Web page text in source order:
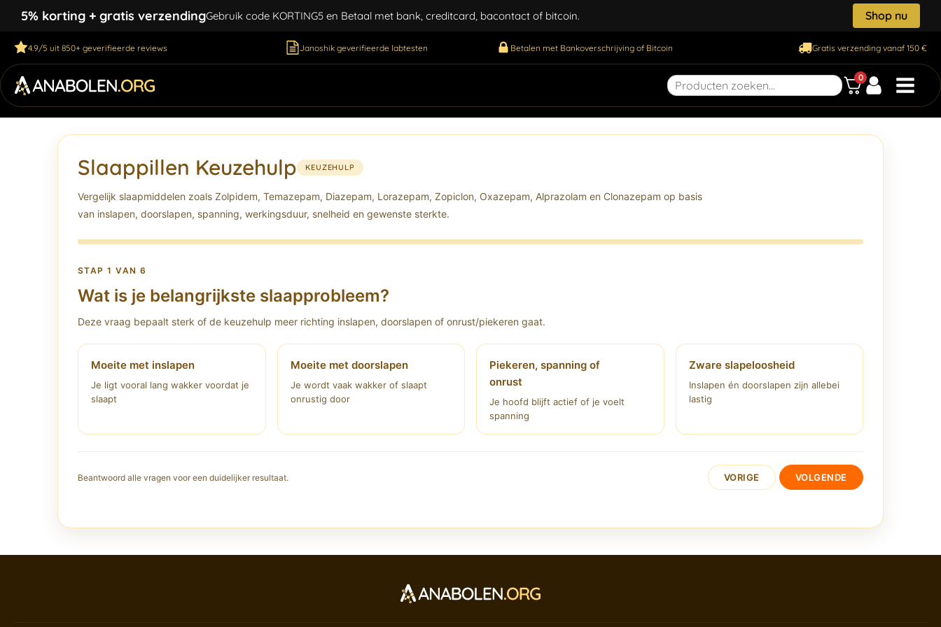
5% korting + gratis verzendingGebruik code KORTING5 en Betaal met bank, creditcard, bacontact of bitcoin. Shop nu
4.9/5 uit 850+ geverifieerde reviews Janoshik geverifieerde labtesten Betalen met Bankoverschrijving of Bitcoin Gratis verzending vanaf 150 €
0
Slaappillen Keuzehulp KEUZEHULP
Vergelijk slaapmiddelen zoals Zolpidem, Temazepam, Diazepam, Lorazepam, Zopiclon, Oxazepam, Alprazolam en Clonazepam op basis
van inslapen, doorslapen, spanning, werkingsduur, snelheid en gewenste sterkte.
STAP 1 VAN 6
Wat is je belangrijkste slaapprobleem?
Deze vraag bepaalt sterk of de keuzehulp meer richting inslapen, doorslapen of onrust/piekeren gaat.
Moeite met inslapen
Je ligt vooral lang wakker voordat je
slaapt
Moeite met doorslapen
Je wordt vaak wakker of slaapt
onrustig door
Piekeren, spanning of
onrust
Je hoofd blijft actief of je voelt
spanning
Zware slapeloosheid
Inslapen én doorslapen zijn allebei
lastig
Beantwoord alle vragen voor een duidelijker resultaat. VORIGE VOLGENDE